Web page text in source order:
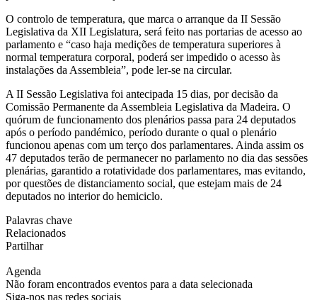
O controlo de temperatura, que marca o arranque da II Sessão
Legislativa da XII Legislatura, será feito nas portarias de acesso ao
parlamento e “caso haja medições de temperatura superiores à
normal temperatura corporal, poderá ser impedido o acesso às
instalações da Assembleia”, pode ler-se na circular.
A II Sessão Legislativa foi antecipada 15 dias, por decisão da
Comissão Permanente da Assembleia Legislativa da Madeira. O
quórum de funcionamento dos plenários passa para 24 deputados
após o período pandémico, período durante o qual o plenário
funcionou apenas com um terço dos parlamentares. Ainda assim os
47 deputados terão de permanecer no parlamento no dia das sessões
plenárias, garantido a rotatividade dos parlamentares, mas evitando,
por questões de distanciamento social, que estejam mais de 24
deputados no interior do hemiciclo.
Palavras chave
Relacionados
Partilhar
Agenda
Não foram encontrados eventos para a data selecionada
Siga-nos nas redes sociais